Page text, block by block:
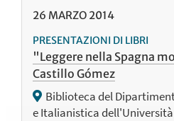
26 MARZO 2014
PRESENTAZIONI DI LIBRI
"Leggere nella Spagna
Castillo Gómez
Biblioteca del
e Italianistica